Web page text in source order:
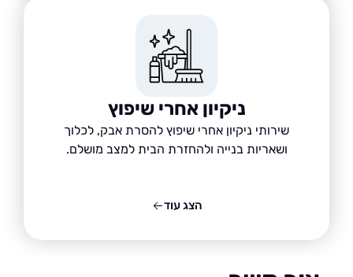
ניקיון אחרי שיפוץ
שירותי ניקיון אחרי שיפוץ להסרת אבק, לכלוך
ושאריות בנייה ולהחזרת הבית למצב מושלם.